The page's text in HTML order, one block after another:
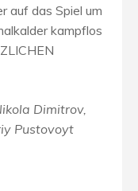
auf das Spiel um
kampflos
Dimitrov,
Pustovoyt